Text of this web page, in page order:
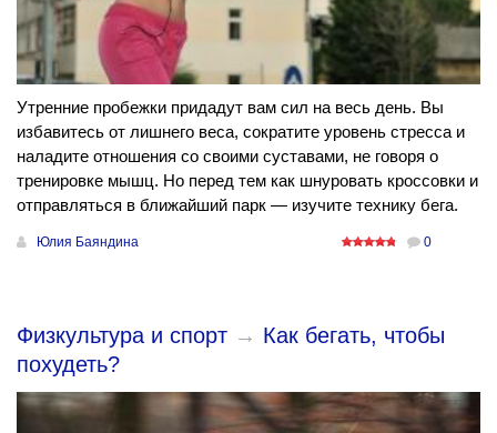
Утренние пробежки придадут вам сил на весь день. Вы
избавитесь от лишнего веса, сократите уровень стресса и
наладите отношения со своими суставами, не говоря о
тренировке мышц. Но перед тем как шнуровать кроссовки и
отправляться в ближайший парк — изучите технику бега.
Юлия Баяндина 0
Физкультура и спорт → Как бегать, чтобы
похудеть?